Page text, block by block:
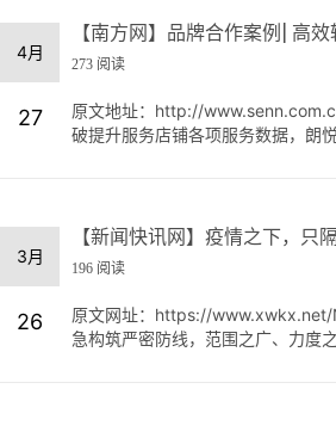
4月
27
【南方网】品牌合作案例| 高
273 阅读
原文地址：http://
破提升服务店铺各项服务数据，朗
3月
26
【新闻快讯网】疫情之下，只
196 阅读
原文网址：https://www.xwkx.net/
急构筑严密防线，范围之广、力度